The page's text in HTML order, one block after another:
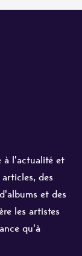
à l'actualité et
des
et des
les artistes
qu'à